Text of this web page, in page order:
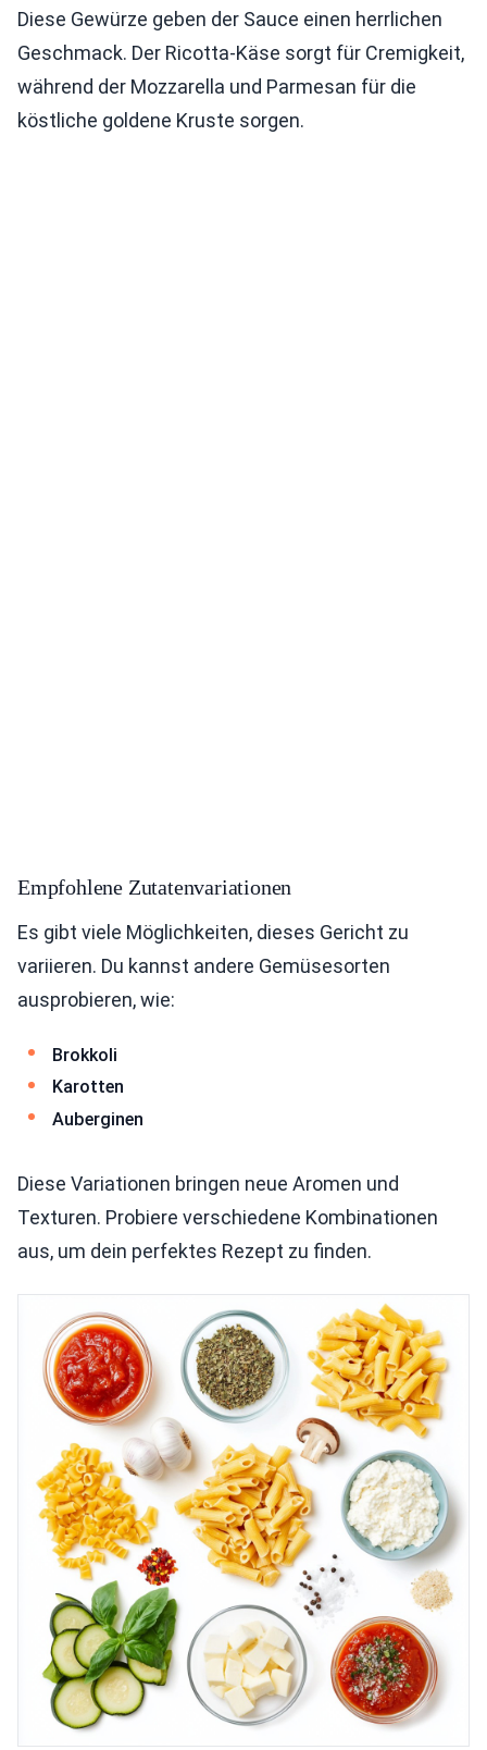
Diese Gewürze geben der Sauce einen herrlichen
Geschmack. Der Ricotta-Käse sorgt für Cremigkeit,
während der Mozzarella und Parmesan für die
köstliche goldene Kruste sorgen.
Empfohlene Zutatenvariationen
Es gibt viele Möglichkeiten, dieses Gericht zu
variieren. Du kannst andere Gemüsesorten
ausprobieren, wie:
Brokkoli
Karotten
Auberginen
Diese Variationen bringen neue Aromen und
Texturen. Probiere verschiedene Kombinationen
aus, um dein perfektes Rezept zu finden.